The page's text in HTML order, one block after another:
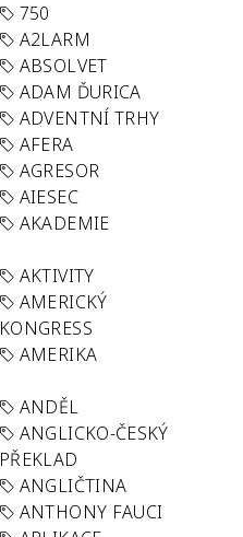
750
A2LARM
ABSOLVET
ADAM ĎURICA
ADVENTNÍ TRHY
AFERA
AGRESOR
AIESEC
AKADEMIE
AKTIVITY
AMERICKÝ
KONGRESS
AMERIKA
ANDĚL
ANGLICKO-ČESKÝ
PŘEKLAD
ANGLIČTINA
ANTHONY FAUCI